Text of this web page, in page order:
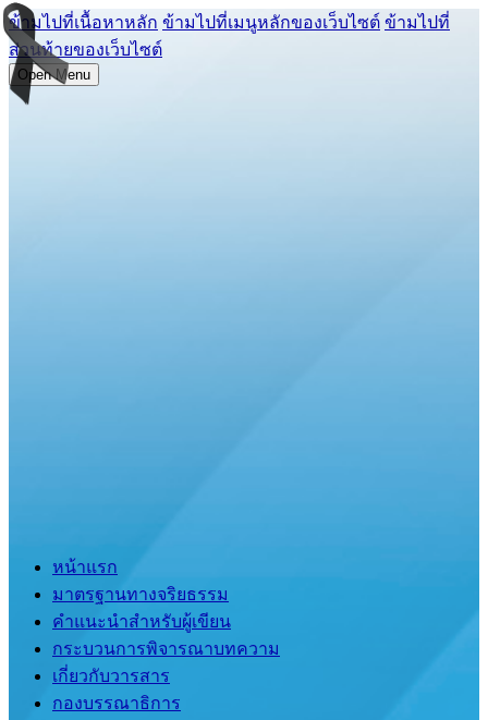
ข้ามไปที่เนื้อหาหลัก ข้ามไปที่เมนูหลักของเว็บไซต์ ข้ามไปที่
ส่วนท้ายของเว็บไซต์
Open Menu
หน้าแรก
มาตรฐานทางจริยธรรม
คำแนะนำสำหรับผู้เขียน
กระบวนการพิจารณาบทความ
เกี่ยวกับวารสาร
กองบรรณาธิการ